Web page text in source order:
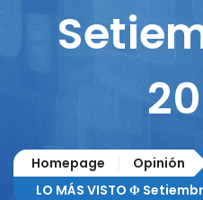
Columnistas
Homepage
Opinión
LO MÁS VISTO Φ